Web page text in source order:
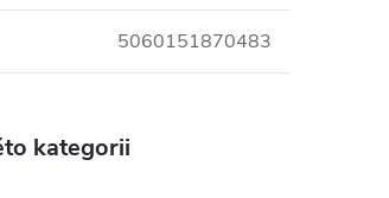
5060151870483
kategorii